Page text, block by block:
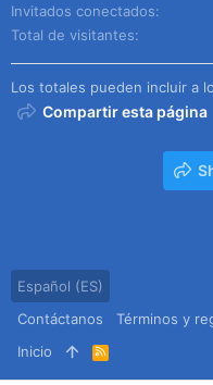
Invitados conectados
Total de visitantes
Los totales pueden incluir a
Compartir esta página
Español (ES)
Contáctanos
Términos y
Inicio
R
S
S